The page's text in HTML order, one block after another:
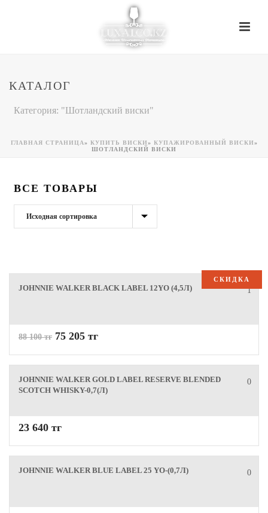
КАТАЛОГ
Категория: "Шотландский виски"
ГЛАВНАЯ СТРАНИЦА» КУПИТЬ ВИСКИ» КУПАЖИРОВАННЫЙ ВИСКИ»
ШОТЛАНДСКИЙ ВИСКИ
ВСЕ ТОВАРЫ
СКИДКА
1
JOHNNIE WALKER BLACK LABEL 12YO (4,5Л)
88 100 тг 75 205 тг
0
JOHNNIE WALKER GOLD LABEL RESERVE BLENDED
SCOTCH WHISKY-0,7(Л)
23 640 тг
0
JOHNNIE WALKER BLUE LABEL 25 YO-(0,7Л)